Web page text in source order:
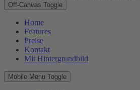
Off-Canvas Toggle
Home
Features
Preise
Kontakt
Mit Hintergrundbild
Mobile Menu Toggle